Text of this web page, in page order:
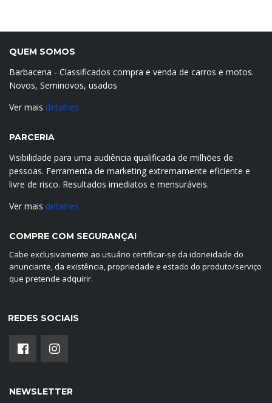
QUEM SOMOS
Barbacena - Classificados compra e venda de carros e motos.
Novos, Seminovos, usados
Ver mais detalhes
PARCERIA
Visibilidade para uma audiência qualificada de milhões de
pessoas. Ferramenta de marketing extremamente eficiente e
livre de risco. Resultados imediatos e mensuráveis.
Ver mais detalhes
COMPRE COM SEGURANÇA!
Cabe exclusivamente ao usuário certificar-se da idoneidade do
anunciante, da existência, propriedade e estado do produto/serviço
que pretende adquirir.
REDES SOCIAIS
NEWSLETTER